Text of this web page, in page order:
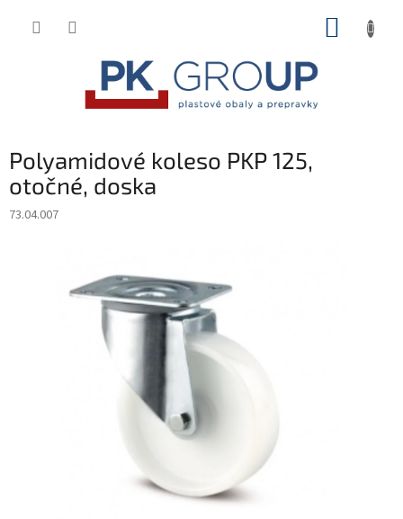
Polyamidové koleso PKP 125,
otočné, doska
73.04.007